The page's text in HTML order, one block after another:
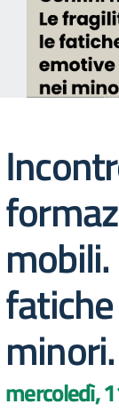
minori.
mercoledì,